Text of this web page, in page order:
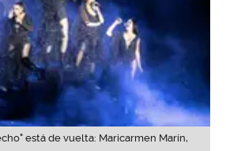
está de vuelta: Maricarmen Marín,